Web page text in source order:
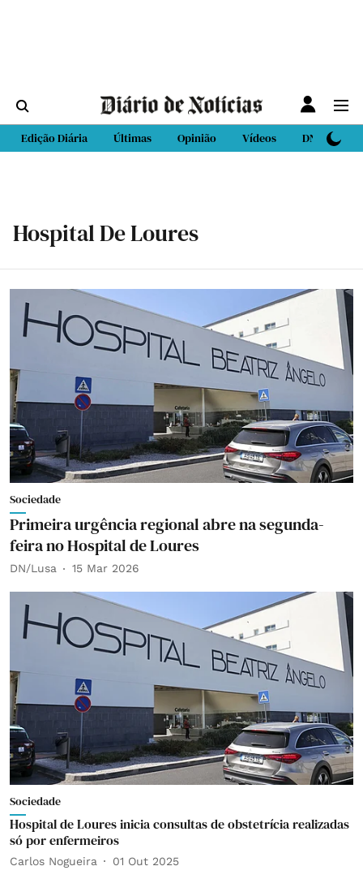
Edição Diária Últimas Opinião Vídeos DN Sport
Hospital De Loures
Sociedade
Primeira urgência regional abre na segunda-
feira no Hospital de Loures
DN/Lusa 15 Mar 2026
Sociedade
Hospital de Loures inicia consultas de obstetrícia realizadas
só por enfermeiros
Carlos Nogueira 01 Out 2025